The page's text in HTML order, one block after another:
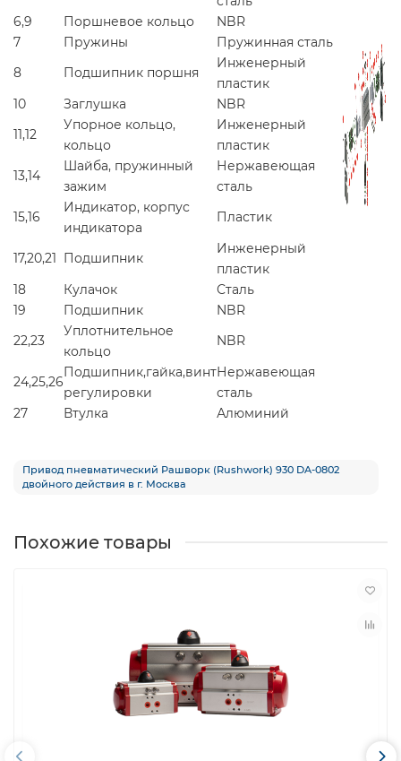
6,9
Поршневое кольцо
NBR
7
Пружины
Пружинная сталь
8
Подшипник поршня
Инженерный
пластик
10
Заглушка
NBR
11,12
Упорное кольцо,
кольцо
Инженерный
пластик
13,14
Шайба, пружинный
зажим
Нержавеющая
сталь
15,16
Индикатор, корпус
индикатора
Пластик
17,20,21 Подшипник
Инженерный
пластик
18
Кулачок
Сталь
19
Подшипник
NBR
22,23
Уплотнительное
кольцо
NBR
24,25,26
Подшипник,гайка,винт
регулировки
Нержавеющая
сталь
27
Втулка Алюминий
Привод пневматический Рашворк (Rushwork) 930 DA-0802
двойного действия в г. Москва
Похожие товары